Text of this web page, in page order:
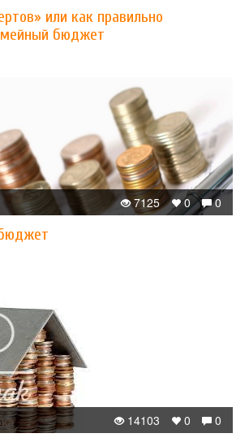
или как правильно
бюджет
0
0
7125
0
0
14103